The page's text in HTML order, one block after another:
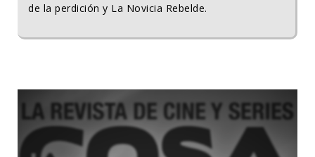
de la perdición y La Novicia Rebelde.